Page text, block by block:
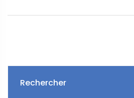
Rechercher